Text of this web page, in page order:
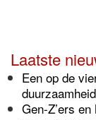
Laatste
Een op de
duurzaamheid
Gen-Z’ers